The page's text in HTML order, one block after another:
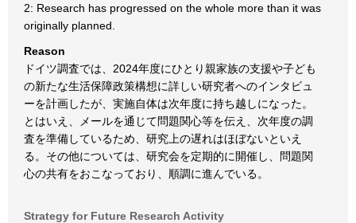
2: Research has progressed on the whole more than it was
originally planned.
Reason
ドイツ調査では、2024年度にひとり親家族の支援や子ども
の新たな生活保障政策構想に詳しい研究者へのインタビュ
ーを計画したが、実施自体は次年度に持ち越しになった。
とはいえ、メールを通じて問題関心等を伝え、次年度の調
査を準備しているため、研究上の遅れはほぼないといえ
る。その他については、研究会を定期的に開催し、問題関
心の共有をおこなっており、順調に進んでいる。
Strategy for Future Research Activity